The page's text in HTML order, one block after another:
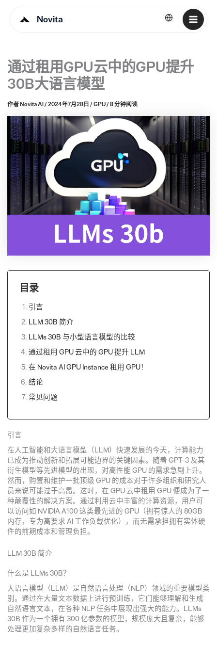
Novita 简体中文
通过租用GPU云中的GPU提升
30B大语言模型
作者 Novita AI / 2024年7月28日 / GPU/ 8 分钟阅读
目录
引言
LLM 30B 简介
LLMs 30B 与小型语言模型的比较
通过租用 GPU 云中的 GPU 提升 LLM
在 Novita AI GPU Instance 租用 GPU！
结论
常见问题
引言
在人工智能和大语言模型（LLM）快速发展的今天，计算能力
已成为推动创新和拓展可能边界的关键因素。随着 GPT-3 及其
衍生模型等先进模型的出现，对高性能 GPU 的需求急剧上升。
然而，购置和维护一批顶级 GPU 的成本对于许多组织和研究人
员来说可能过于高昂。这时，在 GPU 云中租用 GPU 便成为了一
种颠覆性的解决方案。通过利用云中丰富的计算资源，用户可
以访问如 NVIDIA A100 这类最先进的 GPU（拥有惊人的 80GB
内存，专为高要求 AI 工作负载优化），而无需承担拥有实体硬
件的前期成本和管理负担。
LLM 30B 简介
什么是 LLMs 30B？
大语言模型（LLM）是自然语言处理（NLP）领域的重要模型类
别。通过在大量文本数据上进行预训练，它们能够理解和生成
自然语言文本，在各种 NLP 任务中展现出强大的能力。LLMs
30B 作为一个拥有 300 亿参数的模型，规模庞大且复杂，能够
处理更加复杂多样的自然语言任务。